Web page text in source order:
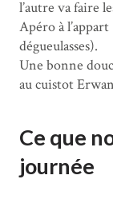
l’autre va faire
Apéro à
dégueulasses).
Une bonne
au cuistot
Ce que
journée